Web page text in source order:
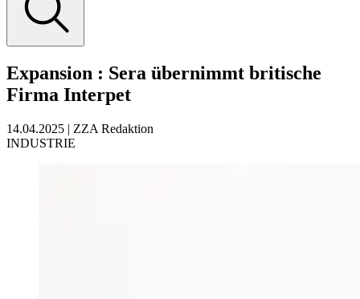
Expansion : Sera übernimmt britische
Firma Interpet
14.04.2025 | ZZA Redaktion
INDUSTRIE